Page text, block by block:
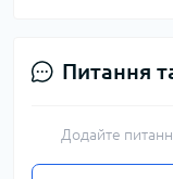
Питання
Додайте